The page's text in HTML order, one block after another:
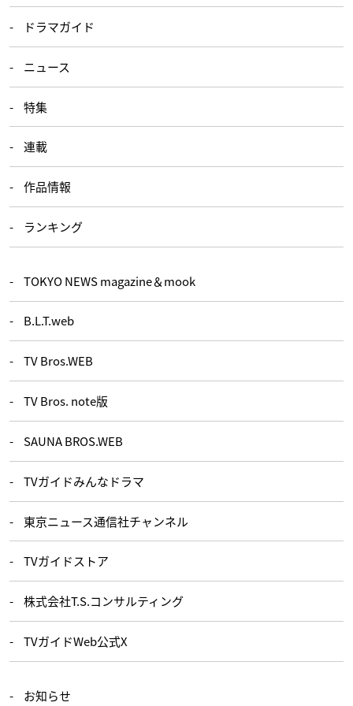
ドラマガイド
ニュース
特集
連載
作品情報
ランキング
TOKYO NEWS magazine＆mook
B.L.T.web
TV Bros.WEB
TV Bros. note版
SAUNA BROS.WEB
TVガイドみんなドラマ
東京ニュース通信社チャンネル
TVガイドストア
株式会社T.S.コンサルティング
TVガイドWeb公式X
お知らせ